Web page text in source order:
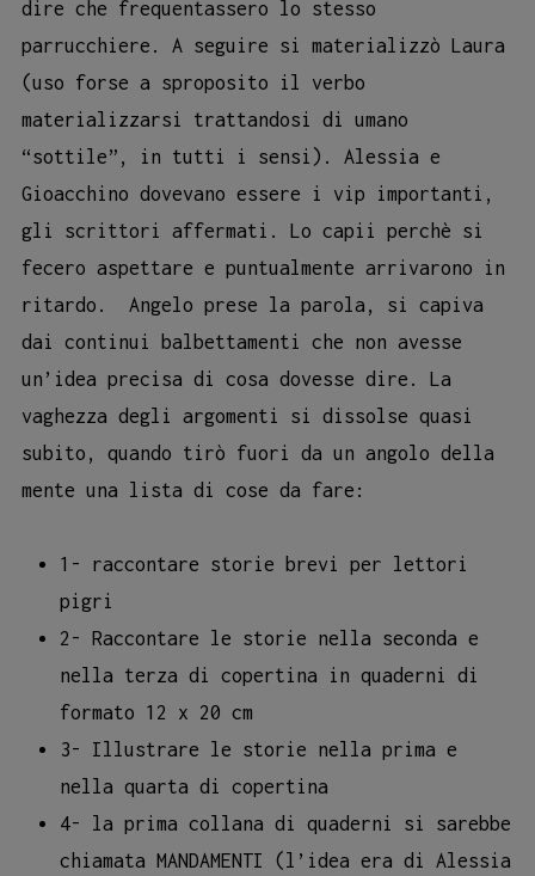
dire che frequentassero lo stesso
parrucchiere. A seguire si materializzò Laura
(uso forse a sproposito il verbo
materializzarsi trattandosi di umano
“sottile”, in tutti i sensi). Alessia e
Gioacchino dovevano essere i vip importanti,
gli scrittori affermati. Lo capii perchè si
fecero aspettare e puntualmente arrivarono in
ritardo. Angelo prese la parola, si capiva
dai continui balbettamenti che non avesse
un’idea precisa di cosa dovesse dire. La
vaghezza degli argomenti si dissolse quasi
subito, quando tirò fuori da un angolo della
mente una lista di cose da fare:
1- raccontare storie brevi per lettori
pigri
2- Raccontare le storie nella seconda e
nella terza di copertina in quaderni di
formato 12 x 20 cm
3- Illustrare le storie nella prima e
nella quarta di copertina
4- la prima collana di quaderni si sarebbe
chiamata MANDAMENTI (l’idea era di Alessia